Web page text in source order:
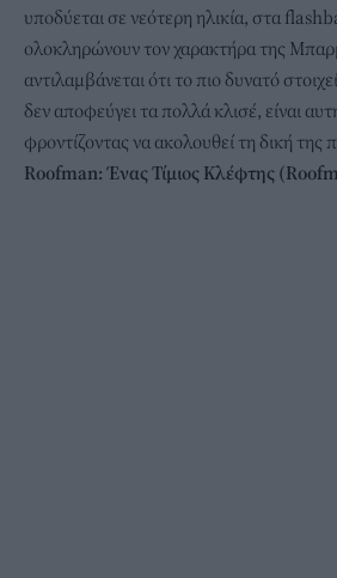
υποδύεται σε νεότερη ηλικία, στα
ολοκληρώνουν τον χαρακτήρα της
αντιλαμβάνεται ότι το πιο δυνατό
δεν αποφεύγει τα πολλά κλισέ, είναι
φροντίζοντας να ακολουθεί τη δική της
Roofman: Ένας Τίμιος Κλέφτης